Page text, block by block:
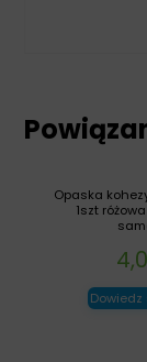
Opaska
1szt